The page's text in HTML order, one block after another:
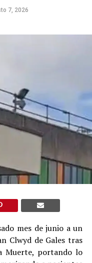
7, 2026
mes de junio a un
Clwyd de Gales tras
Muerte, portando lo